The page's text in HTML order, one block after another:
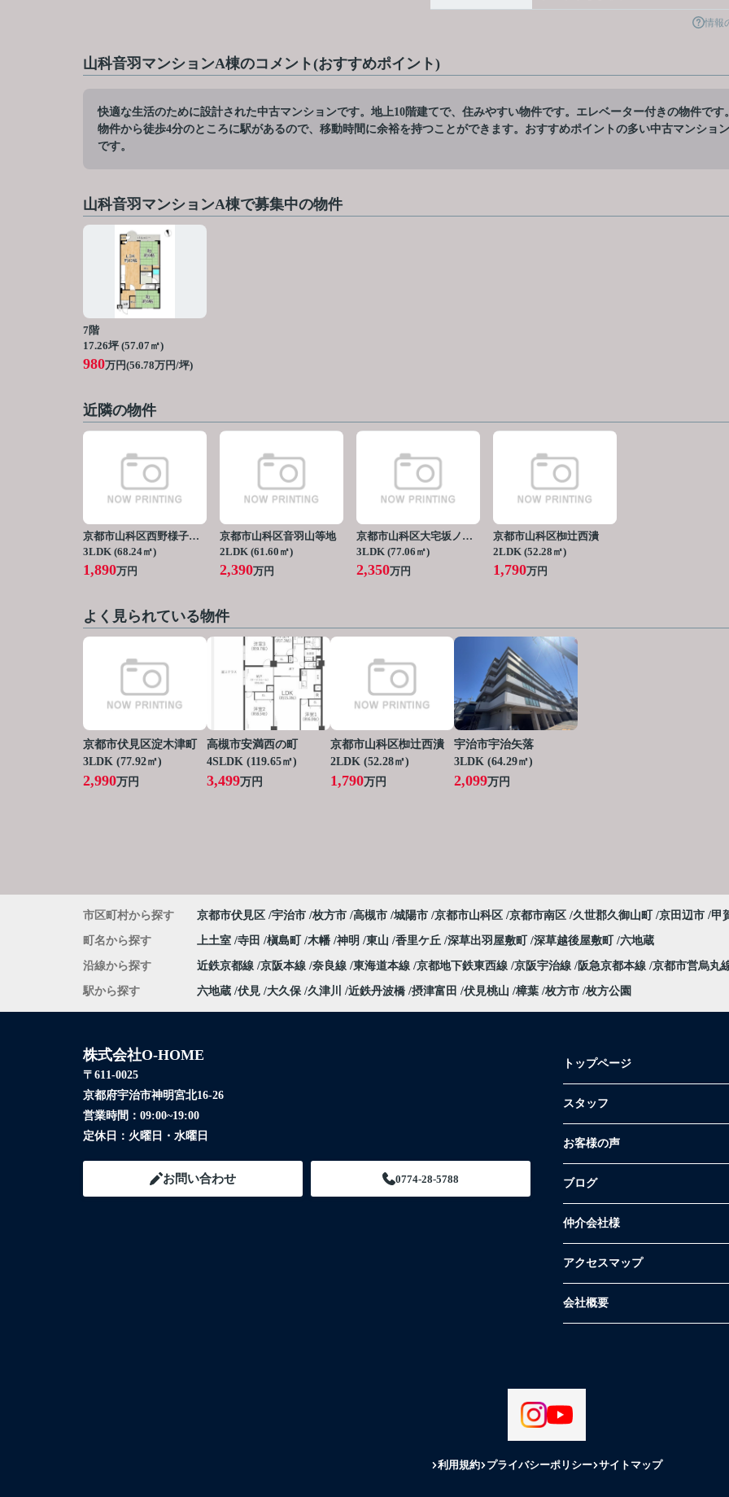
情報
山科音羽マンションA棟のコメント(おすすめポイント)
快適な生活のために設計された中古マンションです。地上10階建てで、住みやすい物件です。エレベーター付きの物件です
物件から徒歩4分のところに駅があるので、移動時間に余裕を持つことができます。おすすめポイントの多い中古マンション
です。
山科音羽マンションA棟で募集中の物件
7階
17.26坪 (57.07㎡)
980万円(56.78万円/坪)
近隣の物件
京都市山科区西野様子見町
3LDK (68.24㎡)
1,890万円
京都市山科区音羽山等地
2LDK (61.60㎡)
2,390万円
京都市山科区大宅坂ノ辻町
3LDK (77.06㎡)
2,350万円
京都市山科区椥辻西潰
2LDK (52.28㎡)
1,790万円
よく見られている物件
京都市伏見区淀木津町
3LDK (77.92㎡)
2,990万円
高槻市安満西の町
4SLDK (119.65㎡)
3,499万円
京都市山科区椥辻西潰
2LDK (52.28㎡)
1,790万円
宇治市宇治矢落
3LDK (64.29㎡)
2,099万円
市区町村から探す 京都市伏見区 宇治市 枚方市 高槻市 城陽市 京都市山科区 京都市南区 久世郡久御山町 京田辺市 甲
町名から探す 上土室 寺田 槇島町 木幡 神明 東山 香里ケ丘 深草出羽屋敷町 深草越後屋敷町 六地蔵
沿線から探す 近鉄京都線 京阪本線 奈良線 東海道本線 京都地下鉄東西線 京阪宇治線 阪急京都本線 京都市営烏丸
駅から探す 六地蔵 伏見 大久保 久津川 近鉄丹波橋 摂津富田 伏見桃山 樟葉 枚方市 枚方公園
株式会社O-HOME
〒611-0025
京都府宇治市神明宮北16-26
営業時間： 09:00~19:00
定休日： 火曜日・水曜日
お問い合わせ 0774-28-5788
トップページ
スタッフ
お客様の声
ブログ
仲介会社様
アクセスマップ
会社概要
利用規約 プライバシーポリシー サイトマップ